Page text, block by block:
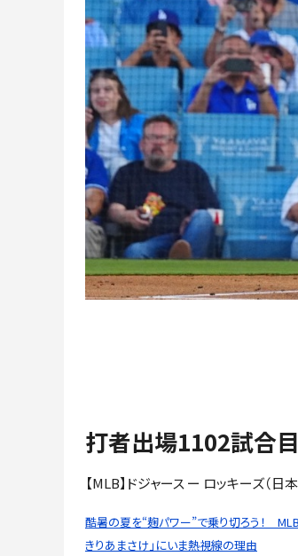
打者出場1102試合
【MLB】ドジャース ー ロッキーズ（日
酷暑の夏を“麹パワー”で乗り切ろう！
きりあまさけ」にいま熱視線の理由